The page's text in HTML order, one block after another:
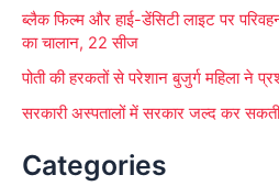
ब्लैक फिल्म और हाई-डेंसिटी लाइट पर परिवहन
का चालान, 22 सीज
पोती की हरकतों से परेशान बुजुर्ग महिला ने
सरकारी अस्पतालों में सरकार जल्द कर
Categories